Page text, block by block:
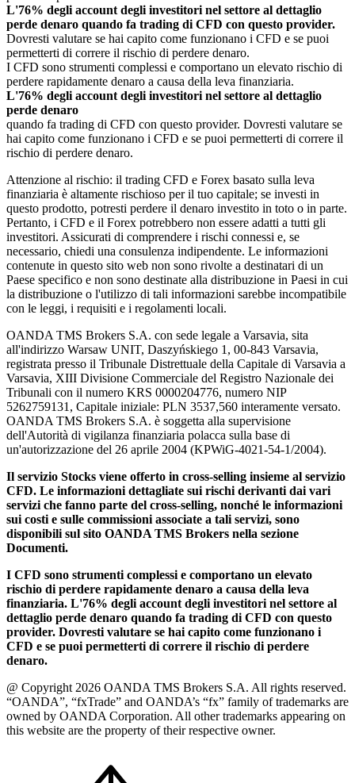
L'76% degli account degli investitori nel settore al dettaglio
perde denaro quando fa trading di CFD con questo provider.
Dovresti valutare se hai capito come funzionano i CFD e se puoi
permetterti di correre il rischio di perdere denaro.
I CFD sono strumenti complessi e comportano un elevato rischio di
perdere rapidamente denaro a causa della leva finanziaria.
L'76% degli account degli investitori nel settore al dettaglio
perde denaro
quando fa trading di CFD con questo provider. Dovresti valutare se
hai capito come funzionano i CFD e se puoi permetterti di correre il
rischio di perdere denaro.
Attenzione al rischio: il trading CFD e Forex basato sulla leva
finanziaria è altamente rischioso per il tuo capitale; se investi in
questo prodotto, potresti perdere il denaro investito in toto o in parte.
Pertanto, i CFD e il Forex potrebbero non essere adatti a tutti gli
investitori. Assicurati di comprendere i rischi connessi e, se
necessario, chiedi una consulenza indipendente. Le informazioni
contenute in questo sito web non sono rivolte a destinatari di un
Paese specifico e non sono destinate alla distribuzione in Paesi in cui
la distribuzione o l'utilizzo di tali informazioni sarebbe incompatibile
con le leggi, i requisiti e i regolamenti locali.
OANDA TMS Brokers S.A. con sede legale a Varsavia, sita
all'indirizzo Warsaw UNIT, Daszyńskiego 1, 00-843 Varsavia,
registrata presso il Tribunale Distrettuale della Capitale di Varsavia a
Varsavia, XIII Divisione Commerciale del Registro Nazionale dei
Tribunali con il numero KRS 0000204776, numero NIP
5262759131, Capitale iniziale: PLN 3537,560 interamente versato.
OANDA TMS Brokers S.A. è soggetta alla supervisione
dell'Autorità di vigilanza finanziaria polacca sulla base di
un'autorizzazione del 26 aprile 2004 (KPWiG-4021-54-1/2004).
Il servizio Stocks viene offerto in cross-selling insieme al servizio
CFD. Le informazioni dettagliate sui rischi derivanti dai vari
servizi che fanno parte del cross-selling, nonché le informazioni
sui costi e sulle commissioni associate a tali servizi, sono
disponibili sul sito OANDA TMS Brokers nella sezione
Documenti.
I CFD sono strumenti complessi e comportano un elevato
rischio di perdere rapidamente denaro a causa della leva
finanziaria. L'76% degli account degli investitori nel settore al
dettaglio perde denaro quando fa trading di CFD con questo
provider. Dovresti valutare se hai capito come funzionano i
CFD e se puoi permetterti di correre il rischio di perdere
denaro.
@ Copyright 2026 OANDA TMS Brokers S.A. All rights reserved.
“OANDA”, “fxTrade” and OANDA’s “fx” family of trademarks are
owned by OANDA Corporation. All other trademarks appearing on
this website are the property of their respective owner.